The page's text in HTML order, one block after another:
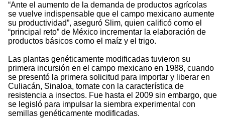
“Ante el aumento de la demanda de productos agrícolas
se vuelve indispensable que el campo mexicano aumente
su productividad”, aseguró Slim, quien calificó como el
“principal reto” de México incrementar la elaboración de
productos básicos como el maíz y el trigo.
Las plantas genéticamente modificadas tuvieron su
primera incursión en el campo mexicano en 1988, cuando
se presentó la primera solicitud para importar y liberar en
Culiacán, Sinaloa, tomate con la característica de
resistencia a insectos. Fue hasta el 2009 sin embargo, que
se legisló para impulsar la siembra experimental con
semillas genéticamente modificadas.